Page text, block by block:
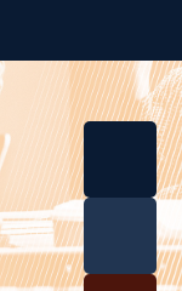
Curricul
Profesio